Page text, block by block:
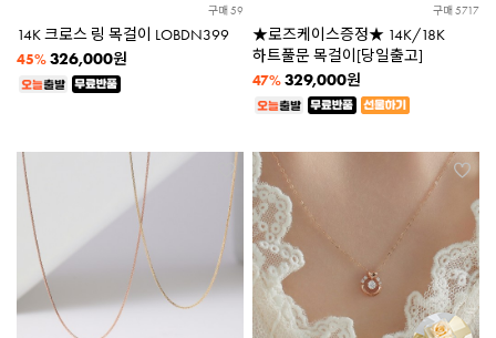
구매 59
14K 크로스 링 목걸이 LOBDN399
45% 326,000원
구매 5717
★로즈케이스증정★ 14K/18K
하트풀문 목걸이[당일출고]
47% 329,000원